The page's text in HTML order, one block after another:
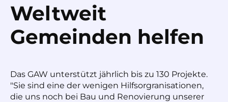
Weltweit
Gemeinden helfen
Das GAW unterstützt jährlich bis zu 130 Projekte.
"Sie sind eine der wenigen Hilfsorgranisationen,
die uns noch bei Bau und Renovierung unserer